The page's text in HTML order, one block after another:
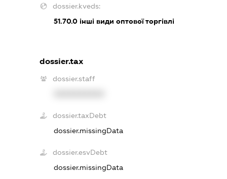
dossier.kveds:
51.70.0 інші види оптової торгівлі
dossier.tax
dossier.staff
dossier.taxDebt
dossier.missingData
dossier.esvDebt
dossier.missingData